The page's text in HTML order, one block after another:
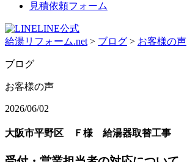
見積依頼フォーム
LINE公式
給湯リフォーム.net > ブログ > お客様の声
ブログ
お客様の声
2026/06/02
大阪市平野区 Ｆ様 給湯器取替工事